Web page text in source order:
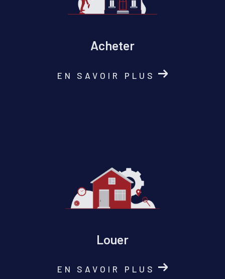
Acheter
EN SAVOIR PLUS
Louer
EN SAVOIR PLUS